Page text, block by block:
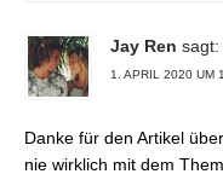
Jay Ren sagt:
1. APRIL 2020 UM
Danke für den Artikel
nie wirklich mit dem